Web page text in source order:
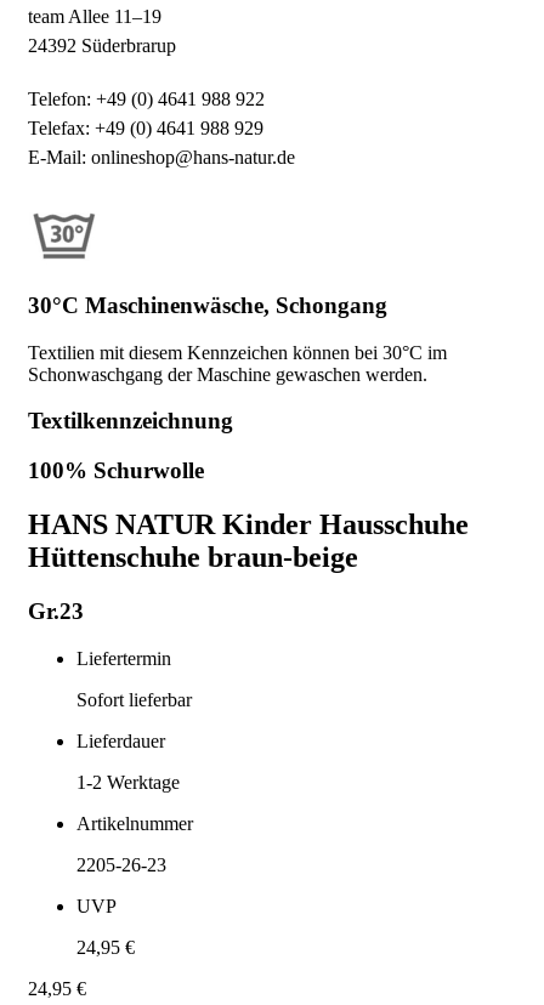
team Allee 11–19
24392 Süderbrarup
Telefon: +49 (0) 4641 988 922
Telefax: +49 (0) 4641 988 929
E-Mail: onlineshop@hans-natur.de
30°C Maschinenwäsche, Schongang
Textilien mit diesem Kennzeichen können bei 30°C im
Schonwaschgang der Maschine gewaschen werden.
Textilkennzeichnung
100% Schurwolle
HANS NATUR Kinder Hausschuhe
Hüttenschuhe braun-beige
Gr.23
Liefertermin
Sofort lieferbar
Lieferdauer
1-2 Werktage
Artikelnummer
2205-26-23
UVP
24,95 €
24,95 €